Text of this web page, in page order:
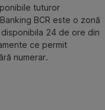
tuturor
BCR este o zonă
disponibila 24 de ore din
ce permit
numerar.